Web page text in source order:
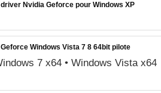
driver Nvidia Geforce pour Windows XP
Windows Vista 7 8 64bit pilote
7 x64 • Windows Vista x64